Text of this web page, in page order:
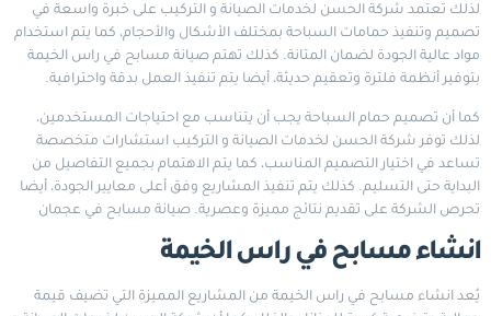
لذلك تعتمد شركة الحسن لخدمات الصيانة و التركيب على خبرة واسعة في
تصميم وتنفيذ حمامات السباحة بمختلف الأشكال والأحجام، كما يتم استخدام
مواد عالية الجودة لضمان المتانة. كذلك تهتم صيانة مسابح في راس الخيمة
بتوفير أنظمة فلترة وتعقيم حديثة، أيضا يتم تنفيذ العمل بدقة واحترافية.
كما أن تصميم حمام السباحة يجب أن يتناسب مع احتياجات المستخدمين،
لذلك توفر شركة الحسن لخدمات الصيانة و التركيب استشارات متخصصة
تساعد في اختيار التصميم المناسب، كما يتم الاهتمام بجميع التفاصيل من
البداية حتى التسليم. كذلك يتم تنفيذ المشاريع وفق أعلى معايير الجودة، أيضا
تحرص الشركة على تقديم نتائج مميزة وعصرية. صيانة مسابح في عجمان
انشاء مسابح في راس الخيمة
يُعد انشاء مسابح في راس الخيمة من المشاريع المميزة التي تضيف قيمة